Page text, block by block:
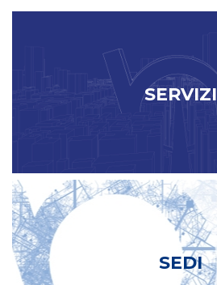
SERVIZI
SEDI